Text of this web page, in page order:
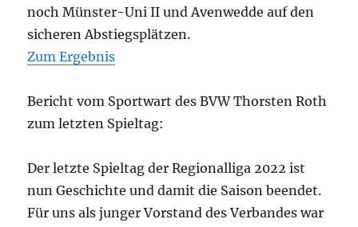
noch Münster-Uni II und Avenwedde auf den
sicheren Abstiegsplätzen.
Zum Ergebnis
Bericht vom Sportwart des BVW Thorsten Roth
zum letzten Spieltag:
Der letzte Spieltag der Regionalliga 2022 ist
nun Geschichte und damit die Saison beendet.
Für uns als junger Vorstand des Verbandes war